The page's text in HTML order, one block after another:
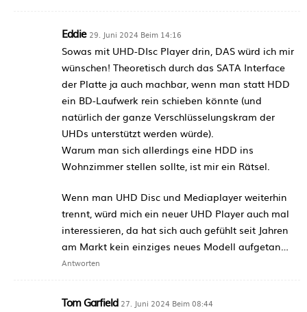
Eddie 29. Juni 2024 Beim 14:16
Sowas mit UHD-DIsc Player drin, DAS würd ich mir
wünschen! Theoretisch durch das SATA Interface
der Platte ja auch machbar, wenn man statt HDD
ein BD-Laufwerk rein schieben könnte (und
natürlich der ganze Verschlüsselungskram der
UHDs unterstützt werden würde).
Warum man sich allerdings eine HDD ins
Wohnzimmer stellen sollte, ist mir ein Rätsel.
Wenn man UHD Disc und Mediaplayer weiterhin
trennt, würd mich ein neuer UHD Player auch mal
interessieren, da hat sich auch gefühlt seit Jahren
am Markt kein einziges neues Modell aufgetan…
Antworten
Tom Garfield 27. Juni 2024 Beim 08:44